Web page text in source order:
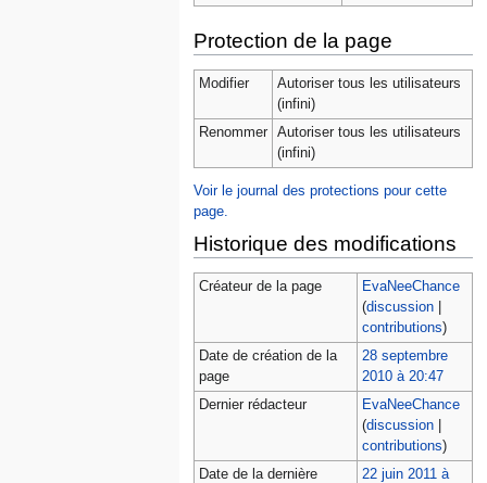
Protection de la page
Modifier
Autoriser tous les utilisateurs
(infini)
Renommer
Autoriser tous les utilisateurs
(infini)
Voir le journal des protections pour cette
page.
Historique des modifications
Créateur de la page
EvaNeeChance
(discussion|
contributions)
Date de création de la
page
28 septembre
2010 à 20:47
Dernier rédacteur
EvaNeeChance
(discussion|
contributions)
Date de la dernière
22 juin 2011 à